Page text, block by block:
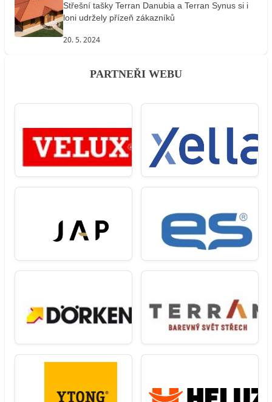
Střešní tašky Terran Danubia a Terran Synus si i
loni udržely přízeň zákazníků
20. 5. 2024
PARTNEŘI WEBU